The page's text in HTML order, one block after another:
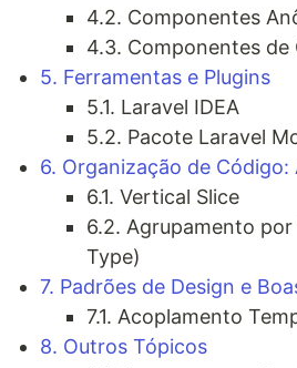
4.2. Componentes
4.3. Componentes de
5. Ferramentas e Plugins
5.1. Laravel IDEA
5.2. Pacote Laravel
6. Organização de Código:
6.1. Vertical Slice
6.2. Agrupamento
Type)
7. Padrões de Design e
7.1. Acoplamento
8. Outros Tópicos